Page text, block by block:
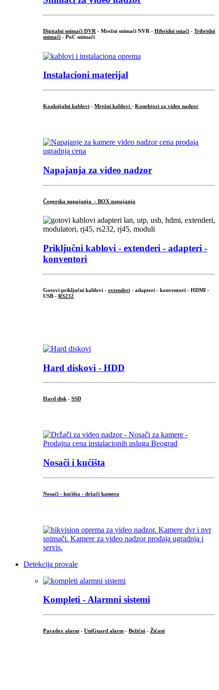
Digitalni snimači DVR - Mrežni snimači NVR - Hibridni sniači - Tribridni
snimači - PoC snimači
Instalacioni materijal
Koaksijalni kablovi - Mrežni kablovi - Konektori za video nadzor
Napajanja za video nadzor
Čoperska napajanja - BOX napajanja
Priključni kablovi - extenderi - adapteri -
konventori
Gotovi priključni kablovi - extenderi - adapteri - konventori - HDMI -
USB - RS232
Hard diskovi - HDD
Hard disk - SSD
Nosači i kućišta
Nosači - kućišta - držači kamera
Detekcija provale
Kompleti - Alarmni sistemi
Paradox alarm - UniGuard alarm - Bežični - Žičani